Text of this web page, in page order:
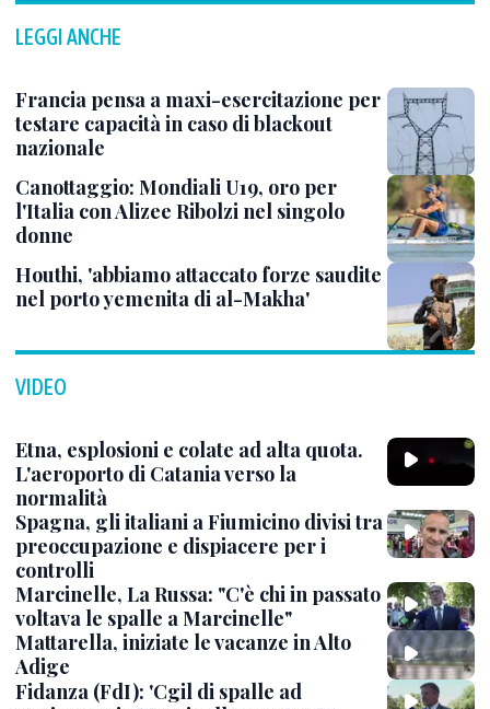
LEGGI ANCHE
Francia pensa a maxi-esercitazione per
testare capacità in caso di blackout
nazionale
Canottaggio: Mondiali U19, oro per
l'Italia con Alizee Ribolzi nel singolo
donne
Houthi, 'abbiamo attaccato forze saudite
nel porto yemenita di al-Makha'
VIDEO
Etna, esplosioni e colate ad alta quota.
L'aeroporto di Catania verso la
normalità
Spagna, gli italiani a Fiumicino divisi tra
preoccupazione e dispiacere per i
controlli
Marcinelle, La Russa: "C'è chi in passato
voltava le spalle a Marcinelle"
Mattarella, iniziate le vacanze in Alto
Adige
Fidanza (FdI): 'Cgil di spalle ad